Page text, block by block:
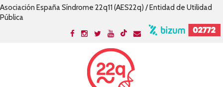
Asociación España Síndrome 22q11 (AES22q) / Entidad de Utilidad
Pública